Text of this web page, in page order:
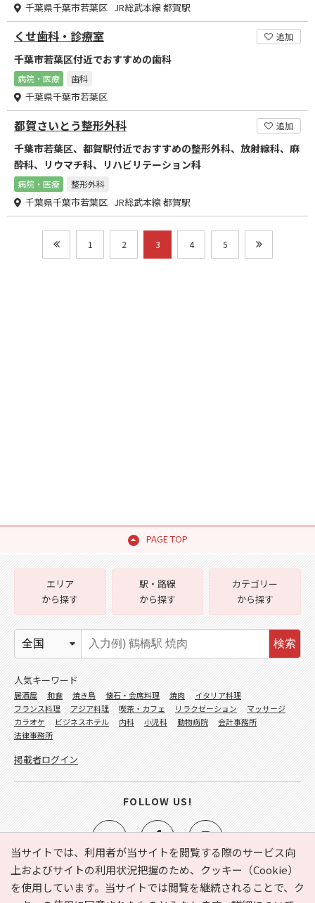
千葉県千葉市若葉区 JR総武本線 都賀駅
くせ歯科・診療室 追加
千葉市若葉区付近でおすすめの歯科
病院・医療 歯科
千葉県千葉市若葉区
都賀さいとう整形外科 追加
千葉市若葉区、都賀駅付近でおすすめの整形外科、放射線科、麻
酔科、リウマチ科、リハビリテーション科
病院・医療 整形外科
千葉県千葉市若葉区 JR総武本線 都賀駅
1 2 3 4 5
PAGE TOP
当サイトでは、利用者が当サイトを閲覧する際のサービス向
上およびサイトの利用状況把握のため、クッキー（Cookie）
を使用しています。当サイトでは閲覧を継続されることで、ク
e-NAVITA（イーナビタ）とは？ お気に入り ヘルプ
エリア
から探す
駅・路線
から探す
カテゴリー
から探す
検索
人気キーワード
居酒屋 和食 焼き鳥 懐石・会席料理 焼肉
イタリア料理
フランス料理
アジア料理 喫茶・カフェ リラクゼーション
マッサージ
カラオケ
ビジネスホテル 内科 小児科 動物病院
会計事務所
法律事務所
掲載者ログイン
FOLLOW US!